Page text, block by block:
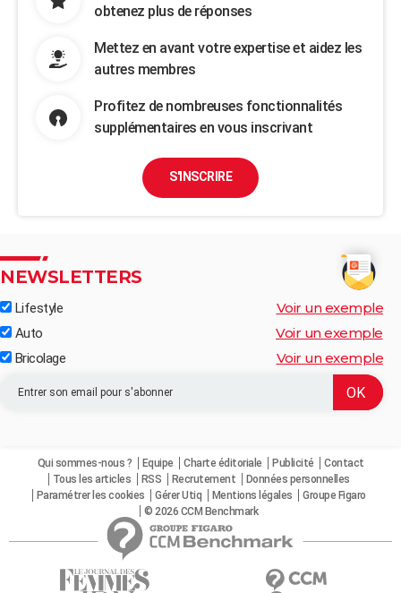
obtenez plus de réponses
Mettez en avant votre expertise et aidez les
autres membres
Profitez de nombreuses fonctionnalités
supplémentaires en vous inscrivant
S'INSCRIRE
NEWSLETTERS
Lifestyle Voir un exemple
Auto Voir un exemple
Bricolage Voir un exemple
Qui sommes-nous ? Equipe Charte éditoriale Publicité
Contact
Tous les articles
RSS Recrutement
Données personnelles
Paramétrer les cookies
Gérer Utiq Mentions légales
Groupe Figaro
© 2026 CCM Benchmark